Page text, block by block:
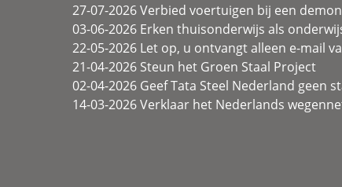
27-07-2026 Verbied voertuigen bij een
03-06-2026 Erken thuisonderwijs als
22-05-2026 Let op, u ontvangt alleen e-mail
21-04-2026 Steun het Groen Staal Project
02-04-2026 Geef Tata Steel Nederland geen
14-03-2026 Verklaar het Nederlands